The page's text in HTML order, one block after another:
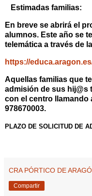
Estimadas familias:
En breve se abrirá el
alumnos. Este año se
telemática a través de
https://
Aquellas familias que
admisión de sus hij@s
con el centro llamando
978670003.
PLAZO DE SOLICITUD DE
CRA PÓRTICO DE
Compartir